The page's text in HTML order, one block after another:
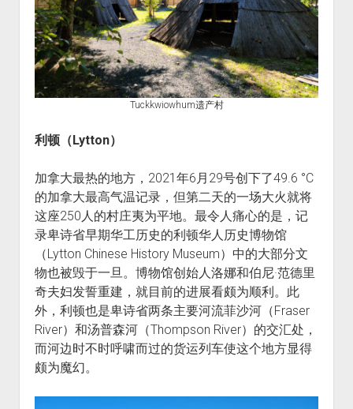
Tuckkwiowhum遗产村
利顿（Lytton）
加拿大最热的地方，2021年6月29号创下了49.6 °C
的加拿大最高气温记录，但第二天的一场大火就将
这座250人的村庄夷为平地。最令人痛心的是，记
录卑诗省早期华工历史的利顿华人历史博物馆
（Lytton Chinese History Museum）中的大部分文
物也被毁于一旦。博物馆创始人洛娜和伯尼·范德里
奇夫妇发誓重建，就目前的进展看颇为顺利。此
外，利顿也是卑诗省两条主要河流菲沙河（Fraser
River）和汤普森河（Thompson River）的交汇处，
而河边时不时呼啸而过的货运列车使这个地方显得
颇为魔幻。